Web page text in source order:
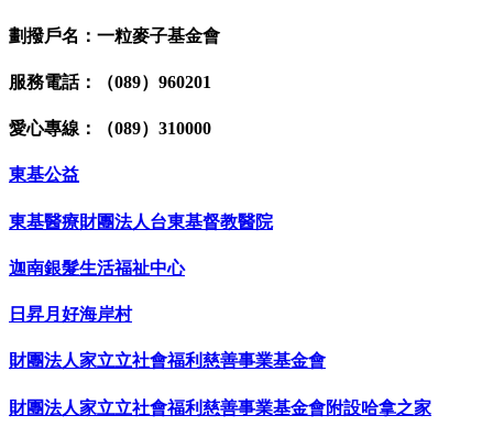
劃撥戶名：一粒麥子基金會
服務電話：（089）960201
愛心專線：（089）310000
東基公益
東基醫療財團法人台東基督教醫院
迦南銀髮生活福祉中心
日昇月好海岸村
財團法人家立立社會福利慈善事業基金會
財團法人家立立社會福利慈善事業基金會附設哈拿之家